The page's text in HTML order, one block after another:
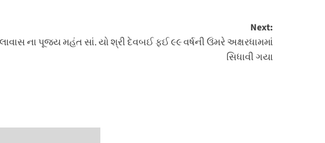
Next:
ના પૂજ્ય મહંત સાં. યો શ્રી દેવબઈ ફઈ ૯૯ વર્ષની ઉંમરે અક્ષરધામમાં
સિધાવી ગયા